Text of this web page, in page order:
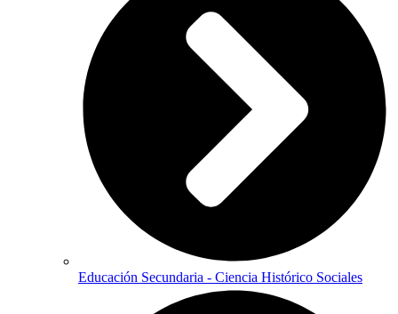
Educación Secundaria - Ciencia Histórico Sociales